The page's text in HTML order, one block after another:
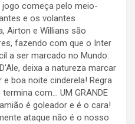
jogo começa pelo meio-
e os volantes
Airton e Willians são
fazendo com que o Inter
a ser marcado no Mundo:
deixa a natureza marcar
boa noite cinderela! Regra
com… UM GRANDE
é goleador e é o cara!
ataque não é o nosso